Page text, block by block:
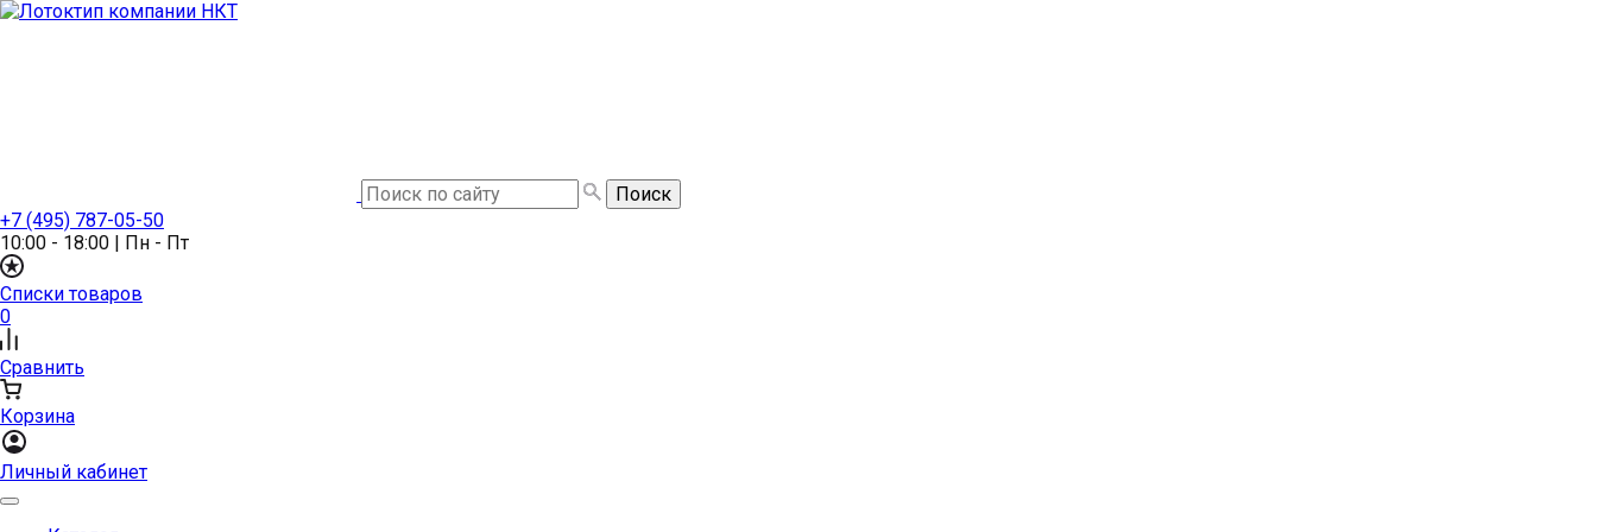
+7 (495) 787-05-50
10:00 - 18:00 | Пн - Пт
Списки товаров
0
Сравнить
Корзина
Личный кабинет